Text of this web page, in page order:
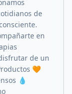
de
en
de un
🧡
💧